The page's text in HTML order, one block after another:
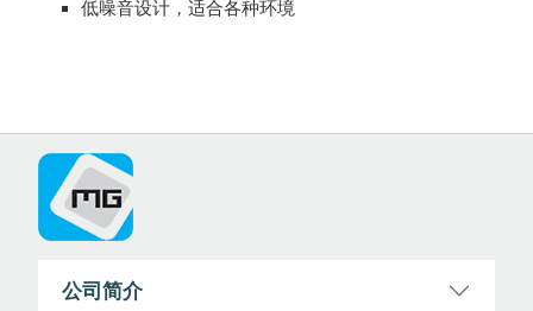
低噪音设计，适合各种环境
公司简介